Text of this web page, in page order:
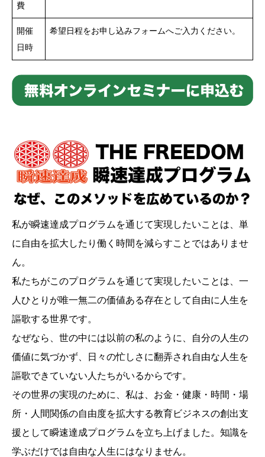
費
開催
日時
希望日程をお申し込みフォームへご入力ください。
私が瞬速達成プログラムを通じて実現したいことは、単
に自由を拡大したり働く時間を減らすことではありませ
ん。
私たちがこのプログラムを通じて実現したいことは、一
人ひとりが唯一無二の価値ある存在として自由に人生を
謳歌する世界です。
なぜなら、世の中には以前の私のように、自分の人生の
価値に気づかず、日々の忙しさに翻弄され自由な人生を
謳歌できていない人たちがいるからです。
その世界の実現のために、私は、お金・健康・時間・場
所・人間関係の自由度を拡大する教育ビジネスの創出支
援として瞬速達成プログラムを立ち上げました。知識を
学ぶだけでは自由な人生にはなりません。